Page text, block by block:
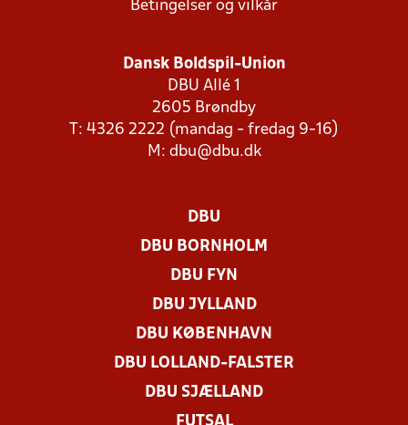
Betingelser og vilkår
Dansk Boldspil-Union
DBU Allé 1
2605 Brøndby
T: 4326 2222 (mandag - fredag 9-16)
M: dbu@dbu.dk
DBU
DBU BORNHOLM
DBU FYN
DBU JYLLAND
DBU KØBENHAVN
DBU LOLLAND-FALSTER
DBU SJÆLLAND